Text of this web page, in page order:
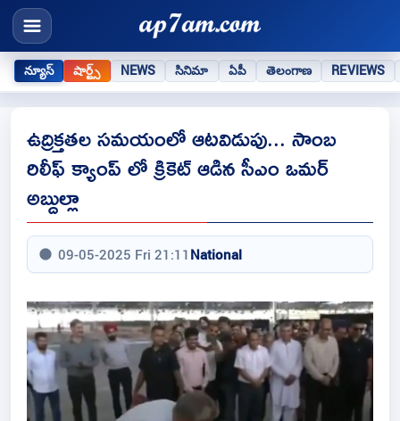
న్యూస్ షార్ట్స్ NEWS సినిమా ఏపీ తెలంగాణ REVIEWS
ఉద్రిక్తతల సమయంలో ఆటవిడుపు... సాంబ
రిలీఫ్ క్యాంప్ లో క్రికెట్ ఆడిన సీఎం ఒమర్
అబ్దుల్లా
09-05-2025 Fri 21:11 National